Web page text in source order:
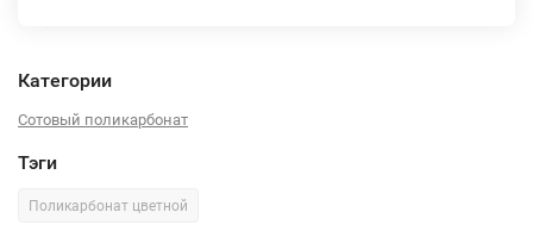
Категории
Сотовый поликарбонат
Тэги
Поликарбонат цветной